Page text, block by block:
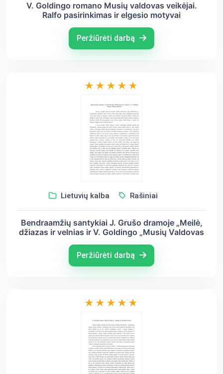
V. Goldingo romano Musių valdovas veikėjai.
Ralfo pasirinkimas ir elgesio motyvai
Peržiūrėti darbą
Lietuvių kalba Rašiniai
Bendraamžių santykiai J. Grušo dramoje „Meilė,
džiazas ir velnias ir V. Goldingo „Musių Valdovas
Peržiūrėti darbą